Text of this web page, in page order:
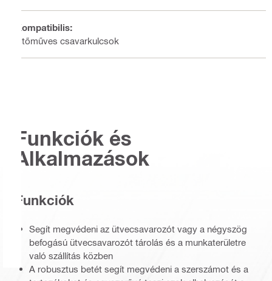
Kompatibilis:
Ütőműves csavarkulcsok
Funkciók és
Alkalmazások
Funkciók
Segít megvédeni az ütvecsavarozót vagy a négyszög
befogású ütvecsavarozót tárolás és a munkaterületre
való szállítás közben
A robusztus betét segít megvédeni a szerszámot és a